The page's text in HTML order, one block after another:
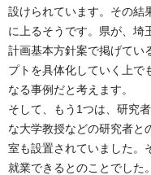
設けられています。その結
に上るそうです。県が、埼
計画基本方針案で掲げてい
プトを具体化していく上で
なる事例だと考えます。
そして、もう1つは、研究
な大学教授などの研究者と
室も設置されていました。
就業できるとのことでした。